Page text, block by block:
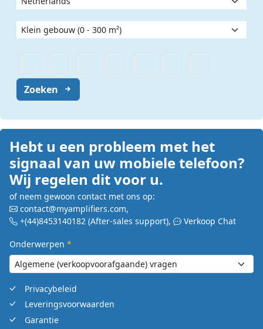
Zoeken
Hebt u een probleem met het
signaal van uw mobiele telefoon?
Wij regelen dit voor u.
of neem gewoon contact met ons op:
contact@myamplifiers.com,
+(44)8453140182 (After-sales support), Verkoop Chat
Onderwerpen *
Privacybeleid
Leveringsvoorwaarden
Garantie